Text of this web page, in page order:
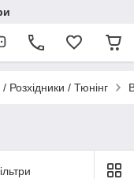
Розхідники / Тюнінг